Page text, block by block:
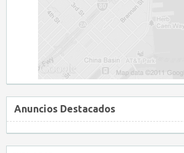
Anuncios Destacados